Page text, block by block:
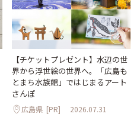
【チケットプレゼント】水辺の世
界から浮世絵の世界へ。「広島も
とまち水族館」ではじまるアート
さんぽ
広島県 [PR] 2026.07.31